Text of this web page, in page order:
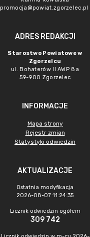
promocja@powiat.zgorzelec.pl
ADRES REDAKCJI
Starostwo Powiatowe w
Zgorzelcu
ul. Bohaterów II AWP 8a
59-900 Zgorzelec
INFORMACJE
Mapa strony
Rejestr zmian
Statystyki odwiedzin
AKTUALIZACJE
Ostatnia modyfikacja
2026-08-07 11:24:35
Licznik odwiedzin ogółem
309 742